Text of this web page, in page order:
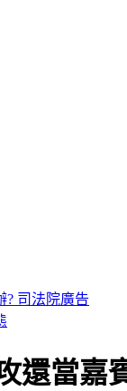
? 司法院廣告
還當嘉